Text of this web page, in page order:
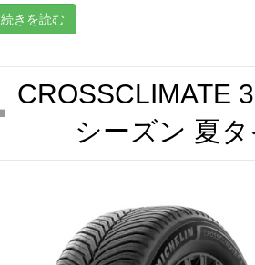
続きを読む
CROSSCLIMATE
シーズン 夏